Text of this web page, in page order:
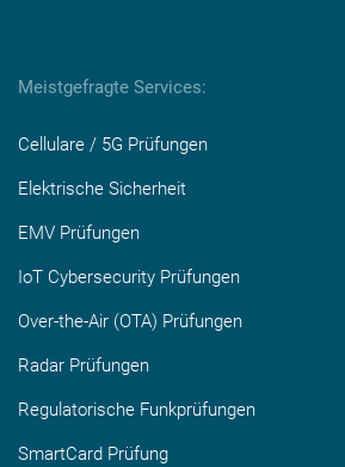
Meistgefragte Services:
Cellulare / 5G Prüfungen
Elektrische Sicherheit
EMV Prüfungen
IoT Cybersecurity Prüfungen
Over-the-Air (OTA) Prüfungen
Radar Prüfungen
Regulatorische Funkprüfungen
SmartCard Prüfung